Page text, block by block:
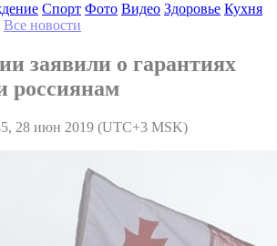
Спорт Фото Видео Здоровье Кухня
Все новости
заявили о гарантиях
россиянам
28 июн 2019 (UTC+3 MSK)